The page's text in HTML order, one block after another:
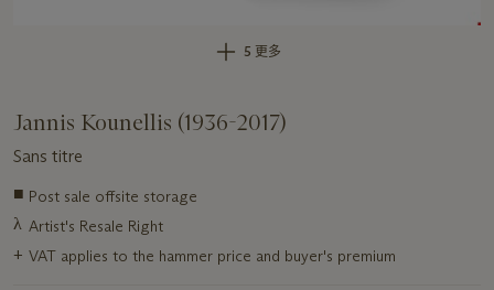
5 更多
Jannis Kounellis (1936-2017)
Sans titre
关
于
此
■ Post sale offsite storage
λ Artist's Resale Right
+ VAT applies to the hammer price and buyer's premium